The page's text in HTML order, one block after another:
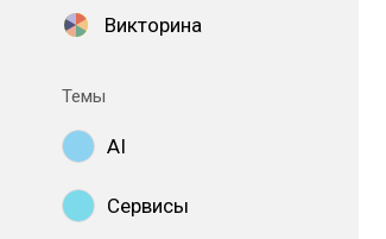
Викторина
Темы
AI
Сервисы